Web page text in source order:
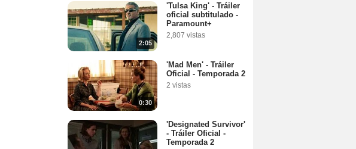
2:05
'Tulsa King' - Tráiler
oficial subtitulado -
Paramount+
2,807 vistas
0:30
'Mad Men' - Tráiler
Oficial - Temporada 2
2 vistas
'Designated Survivor'
- Tráiler Oficial -
Temporada 2